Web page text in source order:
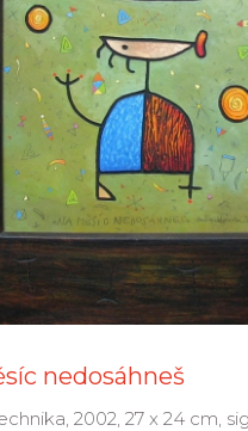
nedosáhneš
2002, 27 x 24 cm,